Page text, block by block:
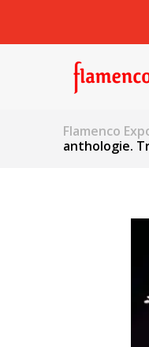
Flamenco
anthologie.